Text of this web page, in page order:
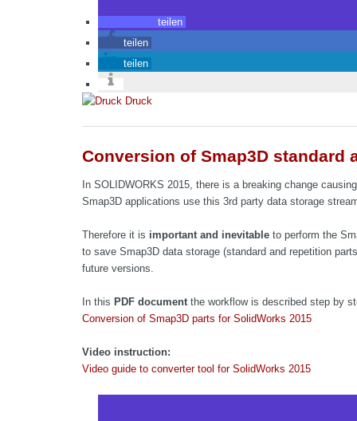
teilen
teilen
teilen
Druck
Conversion of Smap3D standard
In SOLIDWORKS 2015, there is a breaking change
Smap3D applications use this 3rd party data storage
Therefore it is important and inevitable to perform the
to save Smap3D data storage (standard and repetition
future versions.
In this PDF documentthe workflow is described step by
Conversion of Smap3D parts for SolidWorks 2015
Video instruction:
Video guide to converter tool for SolidWorks 2015